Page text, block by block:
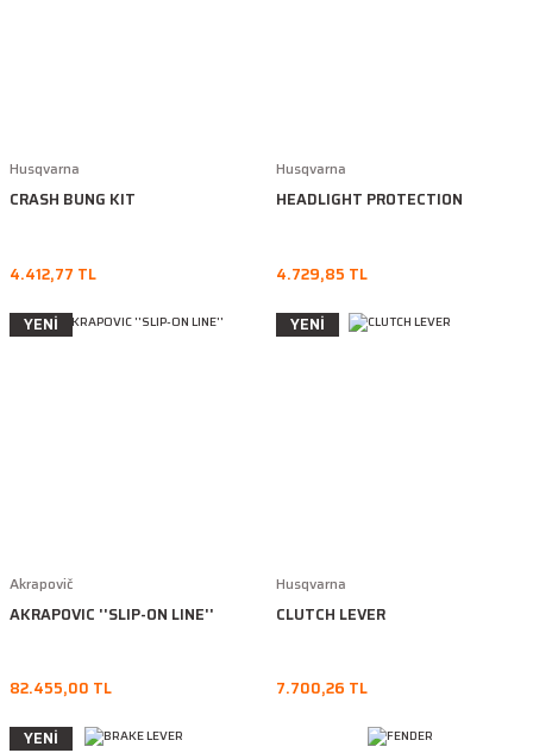
Husqvarna
CRASH BUNG KIT
4.412,77 TL
Husqvarna
HEADLIGHT PROTECTION
4.729,85 TL
YENİ
Akrapovič
AKRAPOVIC ''SLIP-ON LINE''
82.455,00 TL
YENİ
Husqvarna
CLUTCH LEVER
7.700,26 TL
YENİ